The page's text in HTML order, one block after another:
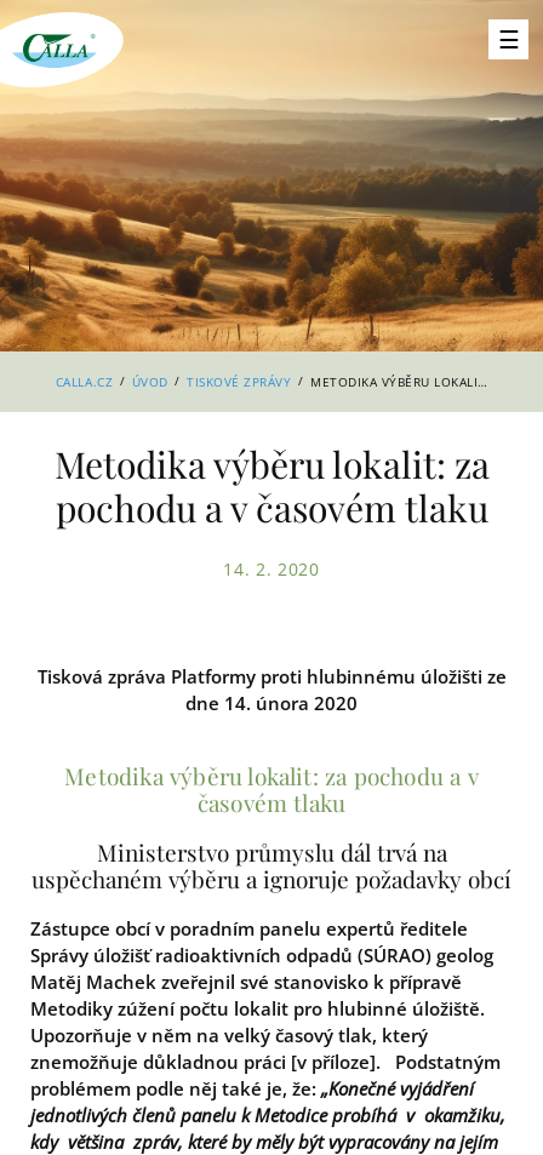
CALLA.CZ / ÚVOD / TISKOVÉ ZPRÁVY / METODIKA VÝBĚRU LOKALIT: ZA POCHODU A V ČASOVÉM TLAKU
Metodika výběru lokalit: za
pochodu a v časovém tlaku
14. 2. 2020
Tisková zpráva Platformy proti hlubinnému úložišti ze
dne 14. února 2020
Metodika výběru lokalit: za pochodu a v
časovém tlaku
Ministerstvo průmyslu dál trvá na
uspěchaném výběru a ignoruje požadavky obcí
Zástupce obcí v poradním panelu expertů ředitele
Správy úložišť radioaktivních odpadů (SÚRAO) geolog
Matěj Machek zveřejnil své stanovisko k přípravě
Metodiky zúžení počtu lokalit pro hlubinné úložiště.
Upozorňuje v něm na velký časový tlak, který
znemožňuje důkladnou práci [v příloze].
Podstatným
problémem podle něj také je, že: „Konečné vyjádření
jednotlivých členů panelu k Metodice probíhá v okamžiku,
kdy většina zpráv, které by měly být vypracovány na jejím